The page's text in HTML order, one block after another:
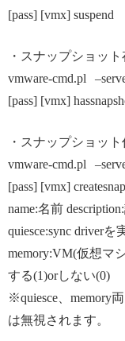
[pass] [vmx] suspend
・スナップショッ
vmware-cmd.pl
[pass] [vmx]
・スナップショッ
vmware-cmd.pl
[pass] [vmx]
name:名前
quiesce:sync driver
memory:VM(仮想マ
する(1)orしない(0)
※quiesce、memory
は無視されます。